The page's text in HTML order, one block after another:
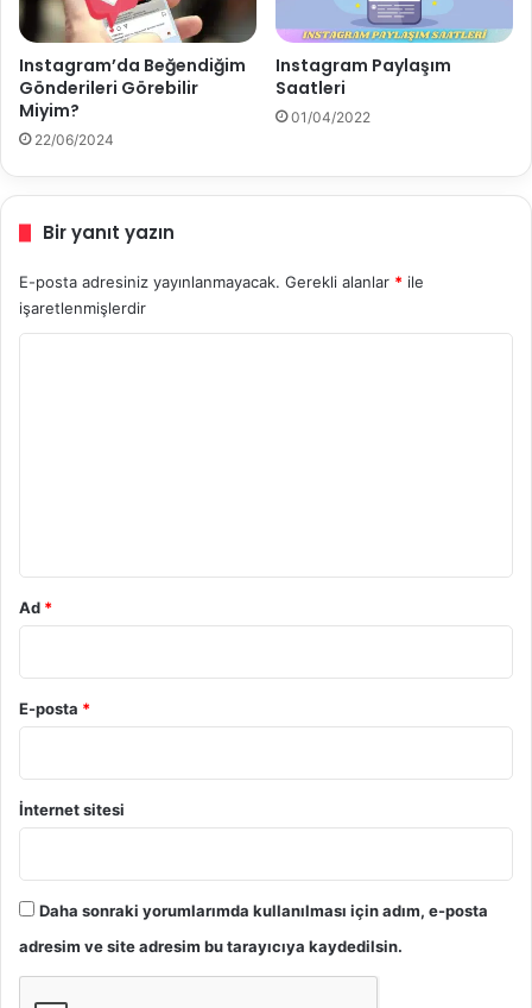
ı
r
ı
l
ı
r
Instagram’da Beğendiğim
Gönderileri Görebilir
Miyim?
22/06/2024
Instagram Paylaşım
Saatleri
01/04/2022
Bir yanıt yazın
E-posta adresiniz yayınlanmayacak. Gerekli alanlar * ile
işaretlenmişlerdir
Ad *
E-posta *
İnternet sitesi
Daha sonraki yorumlarımda kullanılması için adım, e-posta
adresim ve site adresim bu tarayıcıya kaydedilsin.